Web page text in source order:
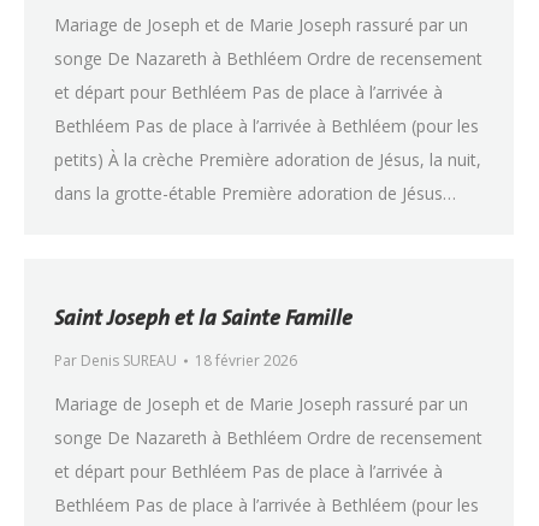
Mariage de Joseph et de Marie Joseph rassuré par un
songe De Nazareth à Bethléem Ordre de recensement
et départ pour Bethléem Pas de place à l’arrivée à
Bethléem Pas de place à l’arrivée à Bethléem (pour les
petits) À la crèche Première adoration de Jésus, la nuit,
dans la grotte-étable Première adoration de Jésus…
Saint Joseph et la Sainte Famille
Par Denis SUREAU 18 février 2026
Mariage de Joseph et de Marie Joseph rassuré par un
songe De Nazareth à Bethléem Ordre de recensement
et départ pour Bethléem Pas de place à l’arrivée à
Bethléem Pas de place à l’arrivée à Bethléem (pour les